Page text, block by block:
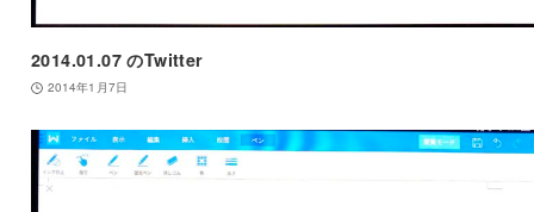
2014.01.07 のTwitter
2014年1月7日